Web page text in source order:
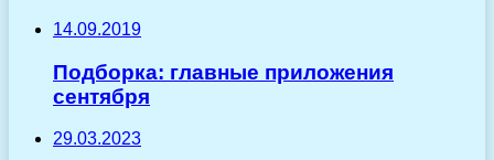
14.09.2019
Подборка: главные приложения
сентября
29.03.2023